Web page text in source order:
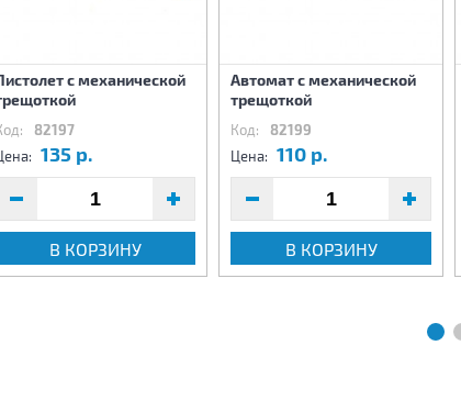
с механической
82197
135 р.
В КОРЗИНУ
Автомат с механической
трещоткой
Код: 82199
Цена: 110 р.
В КОРЗИНУ